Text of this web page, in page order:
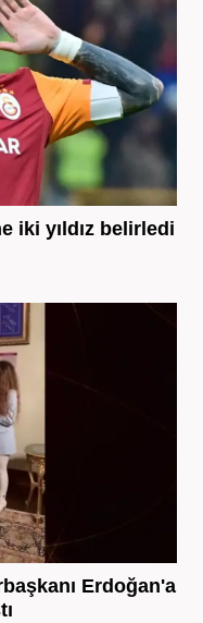
iki yıldız belirledi
Erdoğan'a